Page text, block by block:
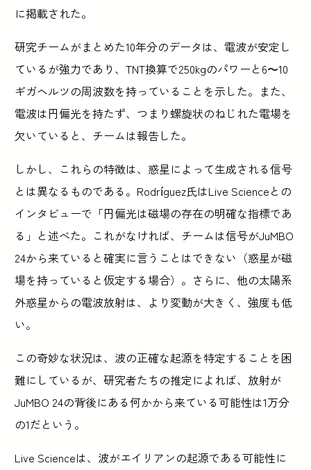
に掲載された。
研究チームがまとめた10年分のデータは、電波が安定し
ているが強力であり、TNT換算で250kgのパワーと6〜10
ギガヘルツの周波数を持っていることを示した。また、
電波は円偏光を持たず、つまり螺旋状のねじれた電場を
欠いていると、チームは報告した。
しかし、これらの特徴は、惑星によって生成される信号
とは異なるものである。Rodríguez氏はLive Scienceとの
インタビューで「円偏光は磁場の存在の明確な指標であ
る」と述べた。これがなければ、チームは信号がJuMBO
24から来ていると確実に言うことはできない（惑星が磁
場を持っていると仮定する場合）。さらに、他の太陽系
外惑星からの電波放射は、より変動が大きく、強度も低
い。
この奇妙な状況は、波の正確な起源を特定することを困
難にしているが、研究者たちの推定によれば、放射が
JuMBO 24の背後にある何かから来ている可能性は1万分
の1だという。
Live Scienceは、波がエイリアンの起源である可能性に